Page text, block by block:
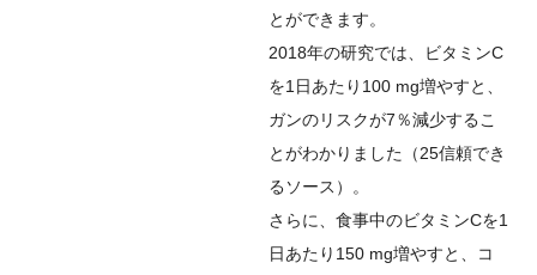
とができます。
2018年の研究では、ビタミンC
を1日あたり100 mg増やすと、
ガンのリスクが7％減少するこ
とがわかりました（25信頼でき
るソース ）。
さらに、食事中のビタミンCを1
日あたり150 mg増やすと、コ